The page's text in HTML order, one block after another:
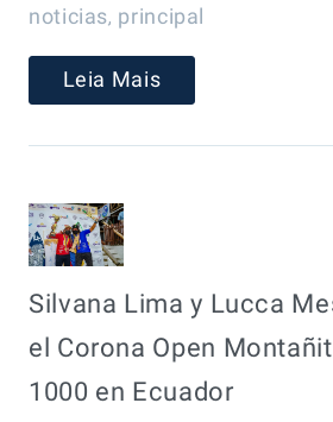
noticias, principal
Leia Mais
Silvana Lima y Lucca
el Corona Open
1000 en Ecuador